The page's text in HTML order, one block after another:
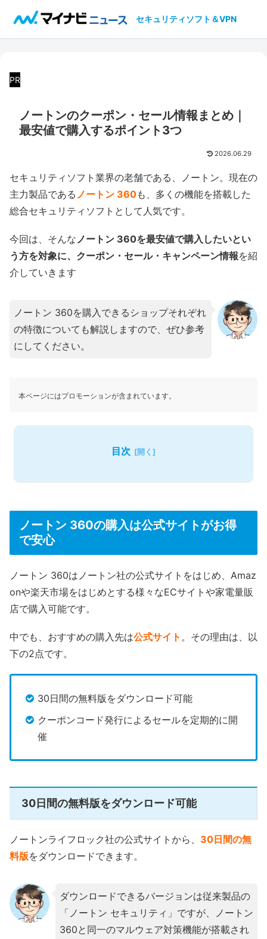
セキュリティソフト＆VPN
PR
ノートンのクーポン・セール情報まとめ｜
最安値で購入するポイント3つ
2026.06.29
セキュリティソフト業界の老舗である、ノートン。現在の
主力製品である ノートン 360も、多くの機能を搭載した
総合セキュリティソフトとして人気です。
今回は、そんな ノートン 360を最安値で購入したいとい
う方を対象に、クーポン・セール・キャンペーン情報を紹
介していきます
ノートン 360を購入できるショップそれぞれ
の特徴についても解説しますので、ぜひ参考
にしてください。
本ページにはプロモーションが含まれています。
目次
ノートン 360の購入は公式サイトがお得
で安心
ノートン 360はノートン社の公式サイトをはじめ、Amaz
onや楽天市場をはじめとする様々なECサイトや家電量販
店で購入可能です。
中でも、おすすめの購入先は公式サイト 。その理由は、以
下の2点です。
30日間の無料版をダウンロード可能
クーポンコード発行によるセールを定期的に開
催
30日間の無料版をダウンロード可能
ノートンライフロック社の公式サイトから、 30日間の無
料版をダウンロードできます。
ダウンロードできるバージョンは従来製品の
「ノートン セキュリティ」ですが、ノートン
360と同一のマルウェア対策機能が搭載され